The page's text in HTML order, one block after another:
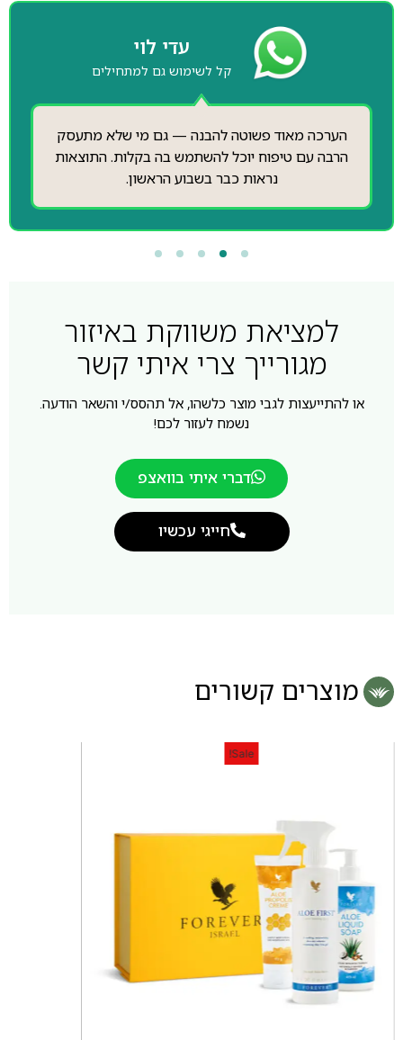
הערכה מאוד פשוטה להבנה — גם מי שלא מתעסק
הרבה עם טיפוח יוכל להשתמש בה בקלות. התוצאות
נראות כבר בשבוע הראשון.
עדי לוי
קל לשימוש גם למתחילים
למציאת משווקת באיזור
מגורייך צרי איתי קשר
או להתייעצות לגבי מוצר כלשהו, אל תהסס/י והשאר הודעה.
נשמח לעזור לכם!
דברי איתי בוואצפ
חייגי עכשיו
מוצרים קשורים
Sale!